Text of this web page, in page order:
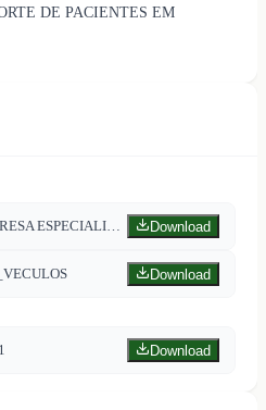
DE PACIENTES EM
Download
Download
Download